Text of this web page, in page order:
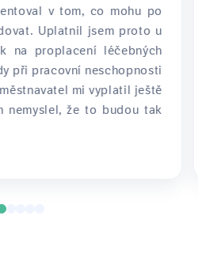
v tom, co mohu po
Uplatnil jsem proto u
na proplacení léčebných
při pracovní neschopnosti
mi vyplatil ještě
nemyslel, že to budou tak